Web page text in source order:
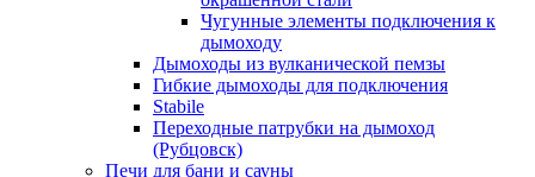
Чугунные элементы подключения к
дымоходу
Дымоходы из вулканической пемзы
Гибкие дымоходы для подключения
Stabile
Переходные патрубки на дымоход
(Рубцовск)
Печи для бани и сауны